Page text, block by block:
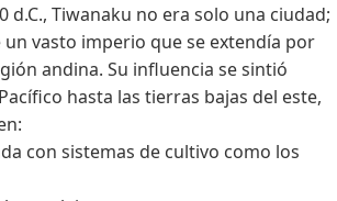
d.C., Tiwanaku no era solo una ciudad;
vasto imperio que se extendía por
andina. Su influencia se sintió
hasta las tierras bajas del este,
con sistemas de cultivo como los